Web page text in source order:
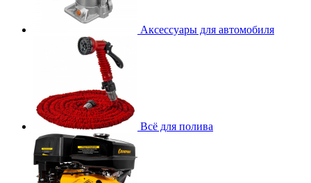
Аксессуары для автомобиля
Всё для полива